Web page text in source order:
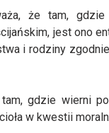
że tam,
jest ono
i rodziny
gdzie wierni
w kwestii